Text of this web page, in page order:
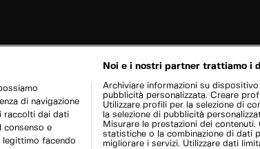
di navigazione
raccolti dai dati
consenso e
legittimo facendo
Noi e i nostri partner trattiamo i
Archiviare informazioni su
pubblicità personalizzata. Creare
Utilizzare profili per la selezione di
la selezione di pubblicità
Misurare le prestazioni dei
statistiche o la combinazione di dati
migliorare i servizi. Utilizzare dati